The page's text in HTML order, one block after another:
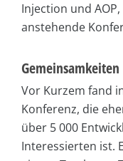
Injection und
anstehende
Gemeinsamkeiten
Vor Kurzem fand
Konferenz, die
über 5 000
Interessierten ist.